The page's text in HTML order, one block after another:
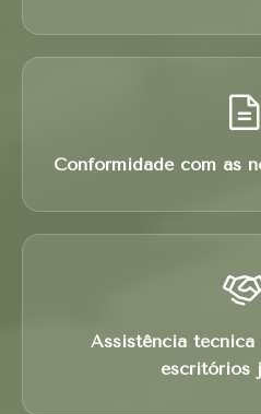
Conformidade com as
Assistência técnica
escritórios